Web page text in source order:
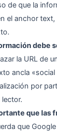
de que la
el anchor
debe
la URL de
ancla
por
que las
que